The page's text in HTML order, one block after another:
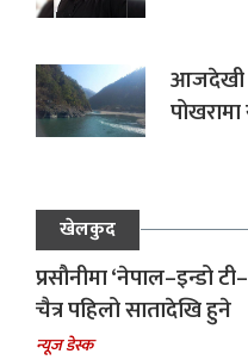
आजदेखी
खेलकुद
प्रसौनीमा ‘नेपाल–इन्डो
चैत्र पहिलो सातादेखि हुने
न्यूज डेस्क